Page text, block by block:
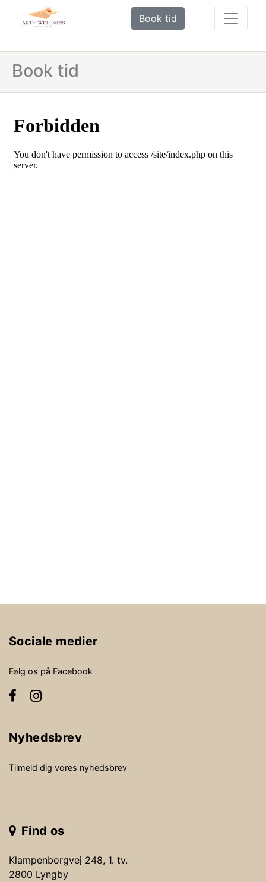
Book tid
Book tid
Sociale medier
Følg os på Facebook
Nyhedsbrev
Tilmeld dig vores nyhedsbrev
Find os
Klampenborgvej 248, 1. tv.
2800 Lyngby